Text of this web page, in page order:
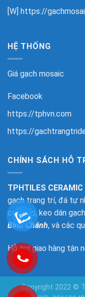
[W] https://
HỆ THỐNG
Giá gạch mosaic
Facebook
https://tphvn.com
https://
CHÍNH SÁCH HỖ
TPHTILES CERAMIC
gạch trang trí, đá tự
cao cấp, keo dán
Bình Chánh, và các
Hỗ trợ giao hàng tận
Copyright 2022 ©